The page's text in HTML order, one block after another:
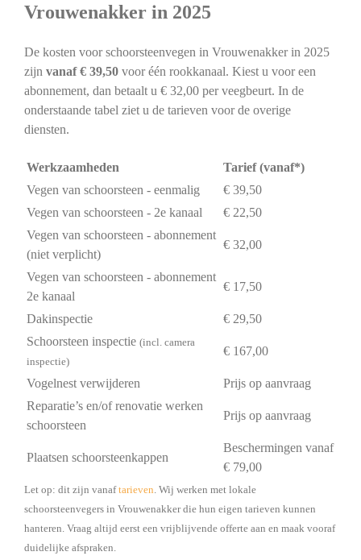
Vrouwenakker in 2025
De kosten voor schoorsteenvegen in Vrouwenakker in 2025
zijn vanaf € 39,50voor één rookkanaal. Kiest u voor een
abonnement, dan betaalt u € 32,00 per veegbeurt. In de
onderstaande tabel ziet u de tarieven voor de overige
diensten.
Werkzaamheden
Tarief (vanaf*)
Vegen van schoorsteen - eenmalig
€ 39,50
Vegen van schoorsteen - 2e kanaal
€ 22,50
Vegen van schoorsteen - abonnement
(niet verplicht)
€ 32,00
Vegen van schoorsteen - abonnement
2e kanaal
€ 17,50
Dakinspectie
€ 29,50
Schoorsteen inspectie (incl. camera
inspectie)
€ 167,00
Vogelnest verwijderen
Prijs op aanvraag
Reparatie’s en/of renovatie werken
schoorsteen
Prijs op aanvraag
Plaatsen schoorsteenkappen
Beschermingen vanaf
€ 79,00
Let op: dit zijn vanaftarieven . Wij werken met lokale
schoorsteenvegers in Vrouwenakker die hun eigen tarieven kunnen
hanteren. Vraag altijd eerst een vrijblijvende offerte aan en maak vooraf
duidelijke afspraken.